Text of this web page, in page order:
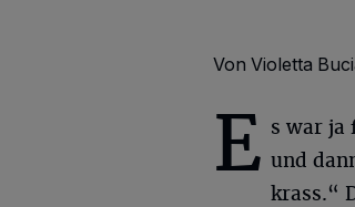
Von Violetta
E s war ja
und
krass.“